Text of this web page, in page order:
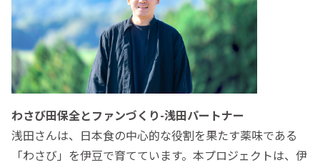
わさび田保全とファンづくり-浅田パートナー
浅田さんは、日本食の中心的な役割を果たす薬味である
「わさび」を伊豆で育てています。本プロジェクトは、伊